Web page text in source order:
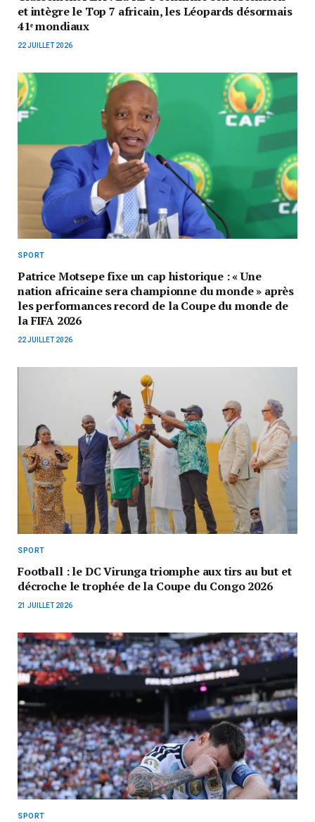
et intègre le Top 7 africain, les Léopards désormais
41ᵉ mondiaux
22 JUILLET 2026
SPORT
Patrice Motsepe fixe un cap historique : « Une
nation africaine sera championne du monde » après
les performances record de la Coupe du monde de
la FIFA 2026
22 JUILLET 2026
SPORT
Football : le DC Virunga triomphe aux tirs au but et
décroche le trophée de la Coupe du Congo 2026
21 JUILLET 2026
SPORT